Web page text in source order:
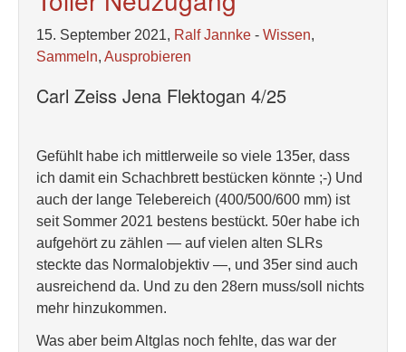
15. September 2021, Ralf Jannke - Wissen,
Sammeln, Ausprobieren
Carl Zeiss Jena Flektogan 4/25
Gefühlt habe ich mittlerweile so viele 135er, dass
ich damit ein Schachbrett bestücken könnte ;-) Und
auch der lange Telebereich (400/500/600 mm) ist
seit Sommer 2021 bestens bestückt. 50er habe ich
aufgehört zu zählen — auf vielen alten SLRs
steckte das Normalobjektiv —, und 35er sind auch
ausreichend da. Und zu den 28ern muss/soll nichts
mehr hinzukommen.
Was aber beim Altglas noch fehlte, das war der